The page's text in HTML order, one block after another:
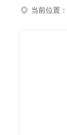
当前位置：